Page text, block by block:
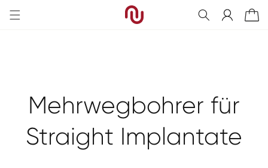
zum
Inhalt
EinloggenWarenkorb
Kategorie:
Mehrwegbohrer für
Straight Implantate